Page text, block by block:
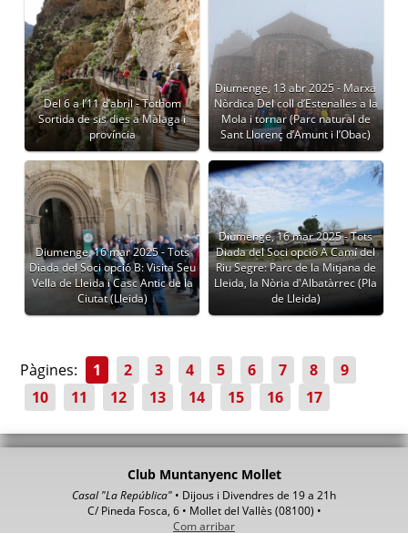
Del 6 a l’11 d’abril - Tothom
Sortida de sis dies a Màlaga i
província
Diumenge, 13 abr 2025 - Marxa
Nòrdica Del coll d’Estenalles a la
Mola i tornar (Parc natural de
Sant Llorenç d’Amunt i l’Obac)
Diumenge, 16 mar 2025 - Tots
Diada del Soci opció B: Visita Seu
Vella de Lleida i Casc Antic de la
Ciutat (Lleida)
Diumenge, 16 mar 2025 - Tots
Diada del Soci opció A Camí del
Riu Segre: Parc de la Mitjana de
Lleida, la Nòria d'Albatàrrec (Pla
de Lleida)
Pàgines: 1 2 3 4 5 6 7 8
9
10
11 12 13 14 15 16 17
Club Muntanyenc Mollet
Casal "La República" • Dijous i Divendres de 19 a 21h
C/ Pineda Fosca, 6 • Mollet del Vallès (08100) •
Com arribar